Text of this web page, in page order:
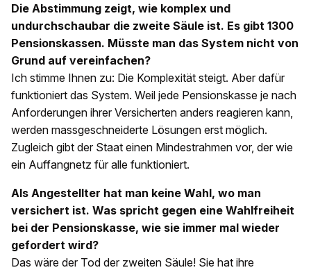
Die Abstimmung zeigt, wie komplex und
undurchschaubar die zweite Säule ist. Es gibt 1300
Pensionskassen. Müsste man das System nicht von
Grund auf vereinfachen?
Ich stimme Ihnen zu: Die Komplexität steigt. Aber dafür
funktioniert das System. Weil jede Pensionskasse je nach
Anforderungen ihrer Versicherten anders reagieren kann,
werden massgeschneiderte Lösungen erst möglich.
Zugleich gibt der Staat einen Mindestrahmen vor, der wie
ein Auffangnetz für alle funktioniert.
Als Angestellter hat man keine Wahl, wo man
versichert ist. Was spricht gegen eine Wahlfreiheit
bei der Pensionskasse, wie sie immer mal wieder
gefordert wird?
Das wäre der Tod der zweiten Säule! Sie hat ihre